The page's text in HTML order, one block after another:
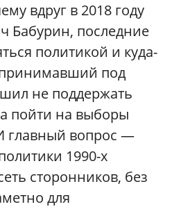
вдруг в 2018 году
Бабурин, последние
политикой и куда-
под
не поддержать
пойти на выборы
главный вопрос —
1990-х
сторонников, без
для